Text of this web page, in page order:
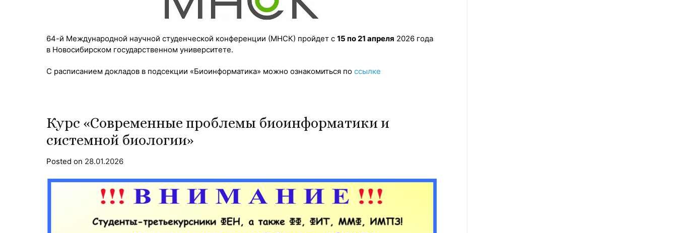
64-й Международной научной студенческой конференции (МНСК) пройдет с 15 по 21 апреля 2026 года
в Новосибирском государственном университете.
С расписанием докладов в подсекции «Биоинформатика» можно ознакомиться по ссылке
Курс «Современные проблемы биоинформатики и
системной биологии»
Posted on 28.01.2026